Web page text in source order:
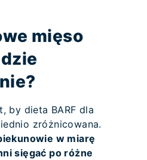
mięso
by dieta BARF dla
zróżnicowana.
w miarę
sięgać po różne